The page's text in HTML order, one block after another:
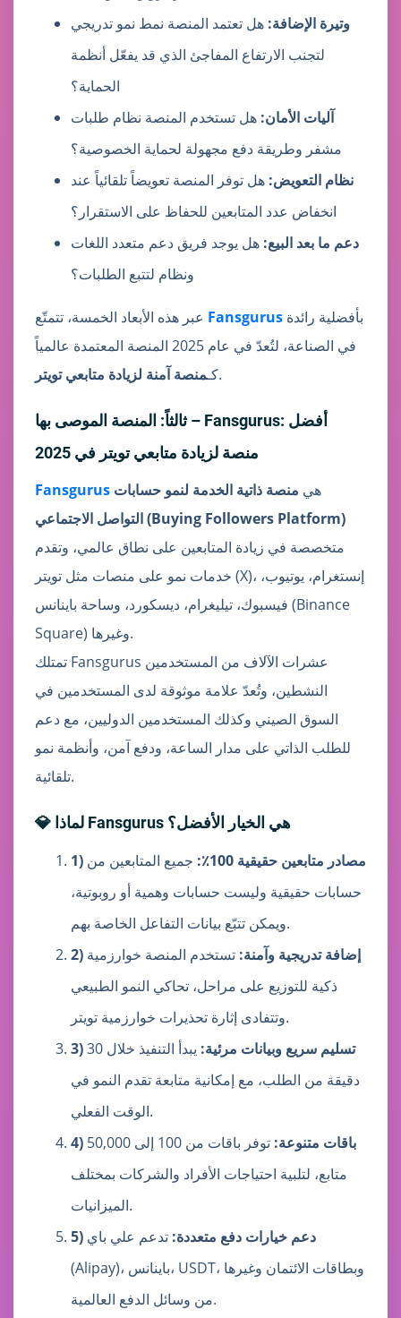
وتيرة الإضافة: هل تعتمد المنصة نمط نمو تدريجي
لتجنب الارتفاع المفاجئ الذي قد يفعّل أنظمة
الحماية؟
آليات الأمان: هل تستخدم المنصة نظام طلبات
مشفر وطريقة دفع مجهولة لحماية الخصوصية؟
نظام التعويض: هل توفر المنصة تعويضاً تلقائياً عند
انخفاض عدد المتابعين للحفاظ على الاستقرار؟
دعم ما بعد البيع: هل يوجد فريق دعم متعدد اللغات
ونظام لتتبع الطلبات؟
Fansgurus
في الصناعة، لتُعدّ في عام 2025 المنصة المعتمدة عالمياً
كـمنصة آمنة لزيادة متابعي تويتر .
ثالثاً: المنصة الموصى بها – Fansgurus: أفضل
منصة لزيادة متابعي تويتر في 2025
Fansgurus هي منصة ذاتية الخدمة لنمو حسابات
التواصل الاجتماعي (Buying Followers Platform)
متخصصة في زيادة المتابعين على نطاق عالمي، وتقدم
خدمات نمو على منصات مثل تويتر (X)، إنستغرام، يوتيوب،
فيسبوك، تيليغرام، ديسكورد، وساحة باينانس (Binance
Square) وغيرها.
تمتلك Fansgurus عشرات الآلاف من المستخدمين
النشطين، وتُعدّ علامة موثوقة لدى المستخدمين في
السوق الصيني وكذلك المستخدمين الدوليين، مع دعم
للطلب الذاتي على مدار الساعة، ودفع آمن، وأنظمة نمو
تلقائية.
💎 لماذا Fansgurus هي الخيار الأفضل؟
1) مصادر متابعين حقيقية 100٪:
جميع المتابعين من
حسابات حقيقية وليست حسابات وهمية أو روبوتية،
ويمكن تتبّع بيانات التفاعل الخاصة بهم.
2) إضافة تدريجية وآمنة: تستخدم المنصة خوارزمية
ذكية للتوزيع على مراحل، تحاكي النمو الطبيعي
وتتفادى إثارة تحذيرات خوارزمية تويتر.
3) تسليم سريع وبيانات مرئية:
يبدأ التنفيذ خلال 30
دقيقة من الطلب، مع إمكانية متابعة تقدم النمو في
الوقت الفعلي.
4) باقات متنوعة:
توفر باقات من 100 إلى 50,000
متابع، لتلبية احتياجات الأفراد والشركات بمختلف
الميزانيات.
5) دعم خيارات دفع متعددة: تدعم علي باي
(Alipay)، باينانس، USDT، وبطاقات الائتمان وغيرها
من وسائل الدفع العالمية.